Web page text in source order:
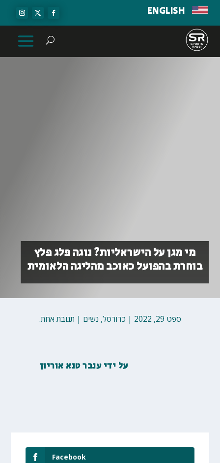
ENGLISH
מי מגן על הישראליות? נוגה פלג פלץ
בוחרת בהפועל כאוכב מהליגה הלאומית
ספט 29, 2022 | כדורסל, נשים | תגובת אחת.
על ידיענבר טנא אוריון
Facebook